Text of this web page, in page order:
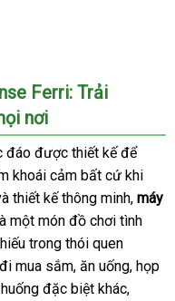
Ferri: Trải
nơi
đáo khuyến
mãi
được thiết kếtổng
hợp
để
khoái cảm chính
hãng
bất cứ khi
thiết kế thông minhthanh
lý
, máy
một món đồ chơi tình
trong thói quen
mua sắmso
sánh
, ăn uốngdanh
, họp
hướng
đặc biệt khác,